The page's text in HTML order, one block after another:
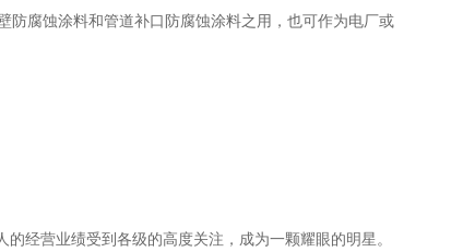
腐蚀涂料和管道补口防腐蚀涂料之用，也可作为电厂或
营业绩受到各级的高度关注，成为一颗耀眼的明星。